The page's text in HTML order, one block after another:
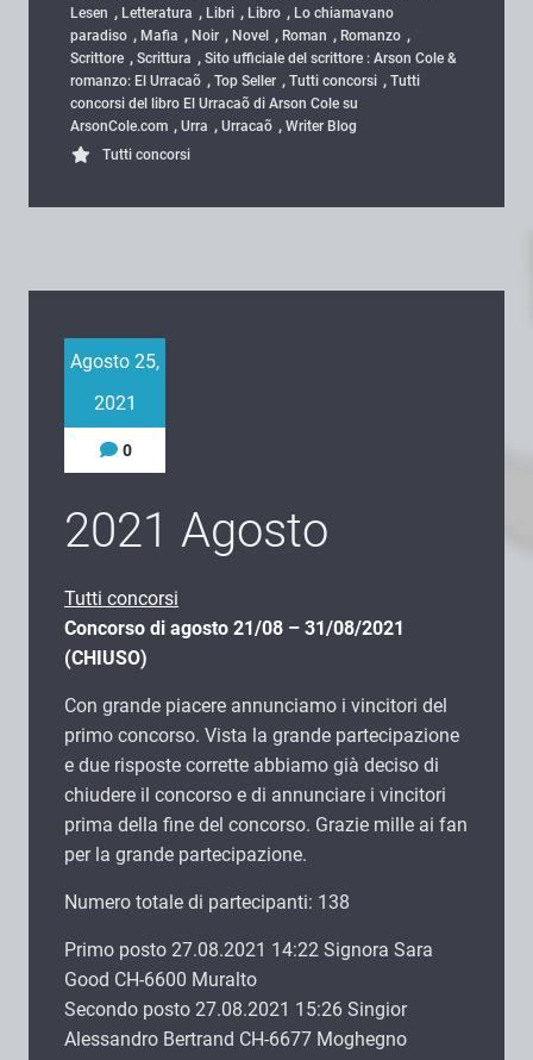
Lesen , Letteratura , Libri , Libro , Lo chiamavano
paradiso , Mafia , Noir , Novel , Roman , Romanzo ,
Scrittore , Scrittura , Sito ufficiale del scrittore : Arson Cole &
romanzo: El Urracaõ , Top Seller , Tutti concorsi , Tutti
concorsi del libro El Urracaõ di Arson Cole su
ArsonCole.com , Urra , Urracaõ , Writer Blog
Tutti concorsi
Agosto 25,
2021
0
2021 Agosto
Tutti concorsi
Concorso di agosto 21/08 – 31/08/2021
(CHIUSO)
Con grande piacere annunciamo i vincitori del
primo concorso. Vista la grande partecipazione
e due risposte corrette abbiamo già deciso di
chiudere il concorso e di annunciare i vincitori
prima della fine del concorso. Grazie mille ai fan
per la grande partecipazione.
Numero totale di partecipanti: 138
Primo posto 27.08.2021 14:22 Signora Sara
Good CH-6600 Muralto
Secondo posto 27.08.2021 15:26 Singior
Alessandro Bertrand CH-6677 Moghegno